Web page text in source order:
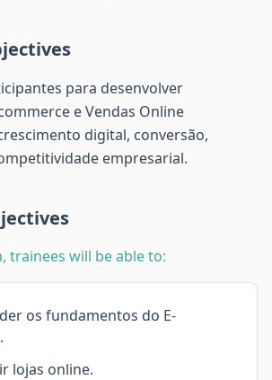
para desenvolver
e Vendas Online
digital, conversão,
empresarial.
trainees will be able to:
os fundamentos do E-
lojas online.